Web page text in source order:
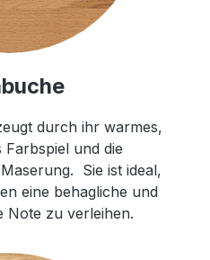
durch ihr warmes,
und die
Sie ist ideal,
eine behagliche und
Note zu verleihen.